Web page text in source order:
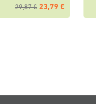
29,87 € 23,79 €